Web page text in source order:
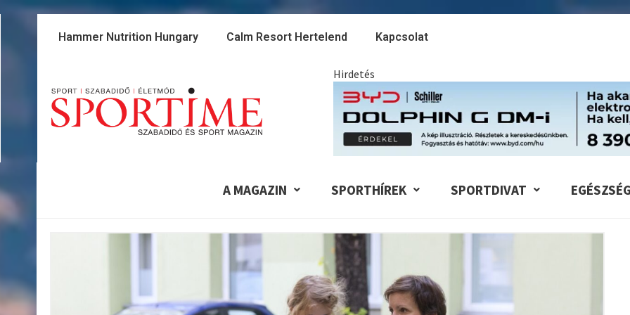
Skip
Hammer Nutrition Hungary Calm Resort Hertelend Kapcsolat
Hirdetés
A MAGAZIN SPORTHÍREK SPORTDIVAT EGÉSZSÉG